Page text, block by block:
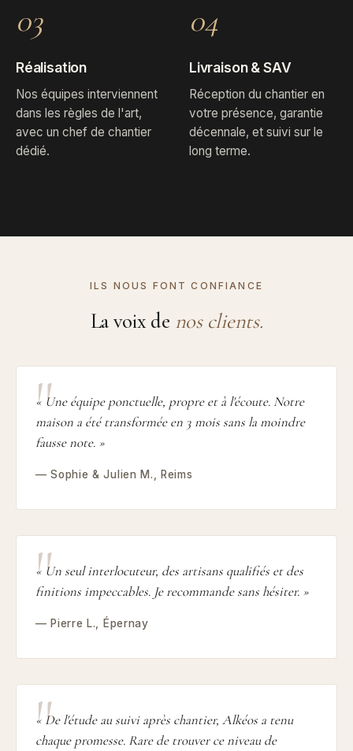
03
Réalisation
Nos équipes interviennent
dans les règles de l'art,
avec un chef de chantier
dédié.
04
Livraison & SAV
Réception du chantier en
votre présence, garantie
décennale, et suivi sur le
long terme.
ILS NOUS FONT CONFIANCE
La voix de nos clients.
« Une équipe ponctuelle, propre et à l'écoute. Notre
maison a été transformée en 3 mois sans la moindre
fausse note. »
— Sophie & Julien M., Reims
« Un seul interlocuteur, des artisans qualifiés et des
finitions impeccables. Je recommande sans hésiter. »
— Pierre L., Épernay
« De l'étude au suivi après chantier, Alkéos a tenu
chaque promesse. Rare de trouver ce niveau de